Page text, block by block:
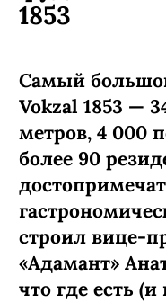
1853
Самый
Vokzal 1853 —
метров, 4 000
более 90
строил вице-
«Адамант»
что где есть